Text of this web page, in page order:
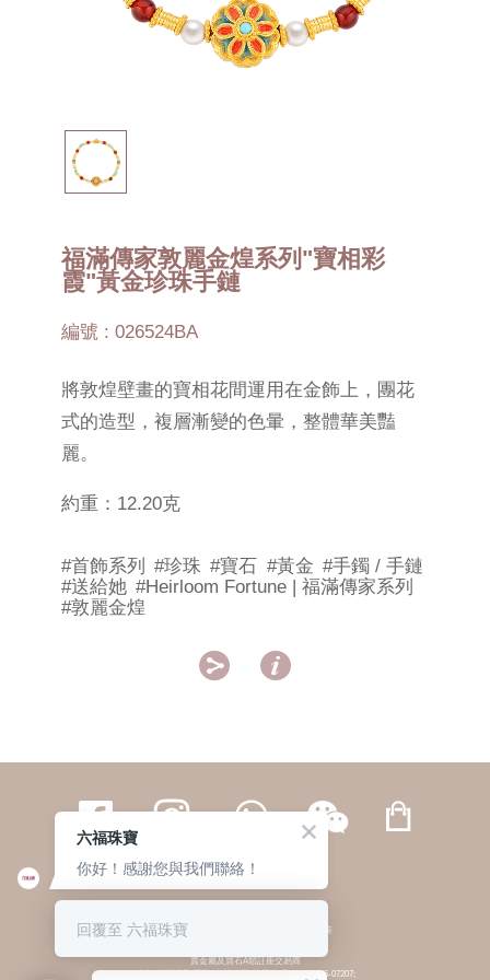
福滿傳家敦麗金煌系列"寶相彩
霞"黃金珍珠手鏈
編號 : 026524BA
將敦煌壁畫的寶相花間運用在金飾上，團花
式的造型，複層漸變的色暈，整體華美豔
麗。
約重：12.20克
#首飾系列 #珍珠 #寶石 #黃金 #手鐲 / 手鏈
#送給她 #Heirloom Fortune | 福滿傳家系列
#敦麗金煌
 
繁體 | 簡体
© 六福集團 版權所有 不得轉載 私隱政策
貴金屬及寶石A類註冊交易商
(六福企業禮品(國際)有限公司-註冊號碼:A-B-24-05-07207;
六福珠寶
你好！感謝您與我們聯絡！
回覆至 六福珠寶